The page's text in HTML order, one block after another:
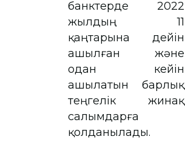
банктерде 2022
жылдың 11
қаңтарына дейін
ашылған және
одан кейін
ашылатын барлық
теңгелік жинақ
салымдарға
қолданылады.